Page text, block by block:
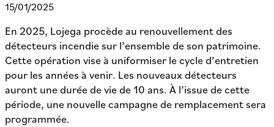
15/01/2025
En 2025, Lojega procède au renouvellement des
détecteurs incendie sur l’ensemble de son patrimoine.
Cette opération vise à uniformiser le cycle d’entretien
pour les années à venir. Les nouveaux détecteurs
auront une durée de vie de 10 ans. À l’issue de cette
période, une nouvelle campagne de remplacement sera
programmée.